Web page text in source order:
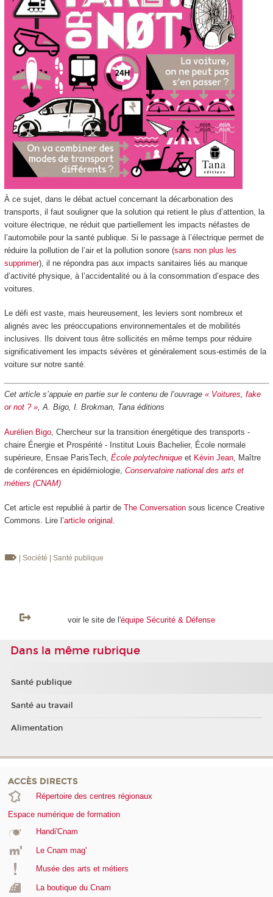
À ce sujet, dans le débat actuel concernant la décarbonation des
transports, il faut souligner que la solution qui retient le plus d’attention, la
voiture électrique, ne réduit que partiellement les impacts néfastes de
l’automobile pour la santé publique. Si le passage à l’électrique permet de
réduire la pollution de l’air et la pollution sonore (sans non plus les
supprimer), il ne répondra pas aux impacts sanitaires liés au manque
d’activité physique, à l’accidentalité ou à la consommation d’espace des
voitures.
Le défi est vaste, mais heureusement, les leviers sont nombreux et
alignés avec les préoccupations environnementales et de mobilités
inclusives. Ils doivent tous être sollicités en même temps pour réduire
significativement les impacts sévères et généralement sous-estimés de la
voiture sur notre santé.
Cet article s’appuie en partie sur le contenu de l’ouvrage « Voitures, fake
or not ? », A. Bigo, I. Brokman, Tana éditions
Aurélien Bigo, Chercheur sur la transition énergétique des transports -
chaire Énergie et Prospérité - Institut Louis Bachelier, École normale
supérieure, Ensae ParisTech, École polytechniqueet Kévin Jean, Maître
de conférences en épidémiologie, Conservatoire national des arts et
métiers (CNAM)
Cet article est republié à partir de The Conversationsous licence Creative
Commons. Lire l’article original .
| Société | Santé publique
voir le site de l'équipe Sécurité & Défense
Dans la même rubrique
Santé publique
Santé au travail
Alimentation
ACCÈS DIRECTS
Répertoire des centres régionaux
Espace numérique de formation
Handi'Cnam
Le Cnam mag'
Musée des arts et métiers
La boutique du Cnam